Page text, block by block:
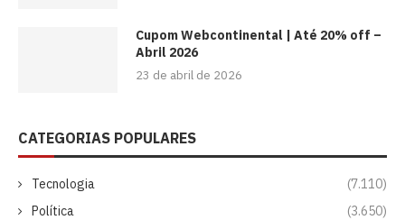
Cupom Webcontinental | Até 20% off –
Abril 2026
23 de abril de 2026
CATEGORIAS POPULARES
Tecnologia
(7.110)
Política
(3.650)